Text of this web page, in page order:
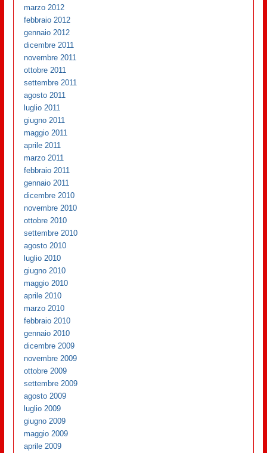
marzo 2012
febbraio 2012
gennaio 2012
dicembre 2011
novembre 2011
ottobre 2011
settembre 2011
agosto 2011
luglio 2011
giugno 2011
maggio 2011
aprile 2011
marzo 2011
febbraio 2011
gennaio 2011
dicembre 2010
novembre 2010
ottobre 2010
settembre 2010
agosto 2010
luglio 2010
giugno 2010
maggio 2010
aprile 2010
marzo 2010
febbraio 2010
gennaio 2010
dicembre 2009
novembre 2009
ottobre 2009
settembre 2009
agosto 2009
luglio 2009
giugno 2009
maggio 2009
aprile 2009